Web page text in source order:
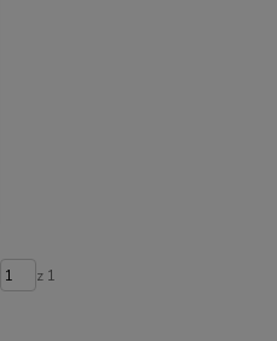
z 1